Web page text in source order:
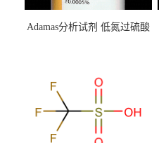
Adamas分析试剂 低氮过硫酸
（泰坦现货供应）